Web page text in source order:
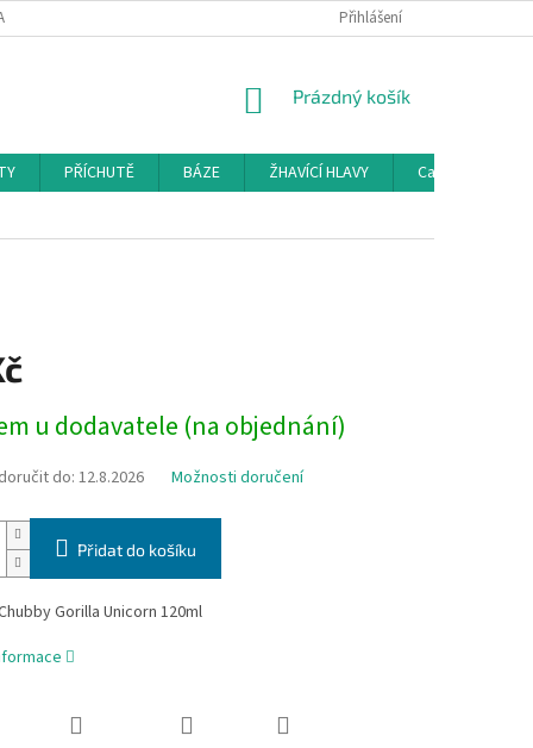
ŘÁD HODNOCENÍ OBCHODU
Přihlášení
NÁKUPNÍ
Prázdný košík
PŘÍCHUTĚ BÁZE ŽHAVÍCÍ HLAVY
Cartridge a
u dodavatele (na objednání)
do: 12.8.2026 Možnosti doručení
Přidat do košíku
Gorilla Unicorn 120ml